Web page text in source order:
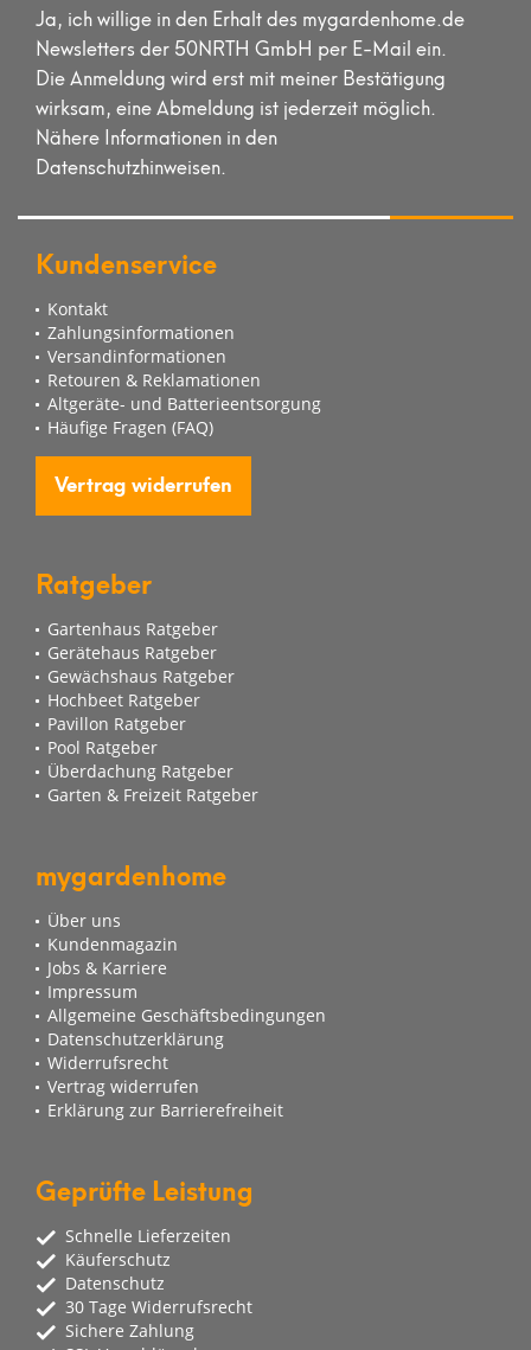
Ja, ich willige in den Erhalt des mygardenhome.de
Newsletters der 50NRTH GmbH per E-Mail ein.
Die Anmeldung wird erst mit meiner Bestätigung
wirksam, eine Abmeldung ist jederzeit möglich.
Nähere Informationen in den
Datenschutzhinweisen.
Kundenservice
Kontakt
Zahlungsinformationen
Versandinformationen
Retouren & Reklamationen
Altgeräte- und Batterieentsorgung
Häufige Fragen (FAQ)
Vertrag widerrufen
Ratgeber
Gartenhaus Ratgeber
Gerätehaus Ratgeber
Gewächshaus Ratgeber
Hochbeet Ratgeber
Pavillon Ratgeber
Pool Ratgeber
Überdachung Ratgeber
Garten & Freizeit Ratgeber
mygardenhome
Über uns
Kundenmagazin
Jobs & Karriere
Impressum
Allgemeine Geschäftsbedingungen
Datenschutzerklärung
Widerrufsrecht
Vertrag widerrufen
Erklärung zur Barrierefreiheit
Geprüfte Leistung
Schnelle Lieferzeiten
Käuferschutz
Datenschutz
30 Tage Widerrufsrecht
Sichere Zahlung